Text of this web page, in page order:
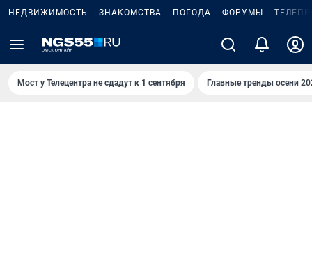
НЕДВИЖИМОСТЬ ЗНАКОМСТВА ПОГОДА ФОРУМЫ
Мост у Телецентра не сдадут к 1 сентября Главные тренды осени